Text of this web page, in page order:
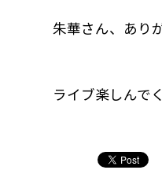
朱華さん、あり
ライブ楽しんで